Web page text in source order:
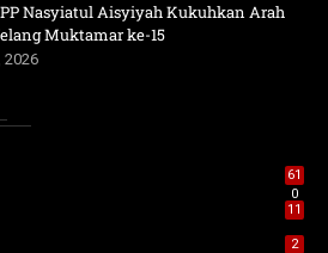
Nasyiatul Aisyiyah Kukuhkan Arah
Muktamar ke-15
2026
61
0
11
2